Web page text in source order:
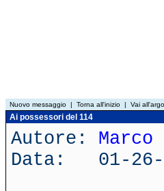
Nuovo messaggio | Torna all'inizio | Vai
Ai possessori del 114
Autore:
Data: 01-26-